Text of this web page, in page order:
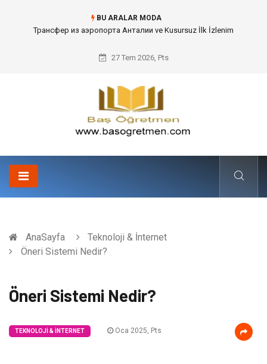
BU ARALAR MODA
Kafes Sandık ve Peyzaj Mimarisinde Dev Bitkilerin Transferi
27 Tem 2026, Pts
AnaSayfa
Teknoloji & İnternet
Öneri Sistemi Nedir?
Öneri Sistemi Nedir?
TEKNOLOJI & İNTERNET Oca 2025, Pts